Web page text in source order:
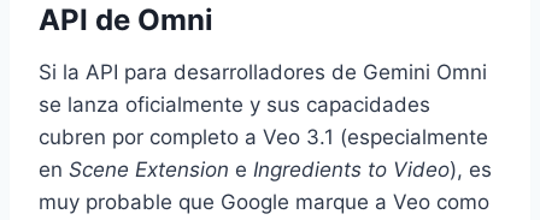
API de Omni
Si la API para desarrolladores de Gemini Omni
se lanza oficialmente y sus capacidades
cubren por completo a Veo 3.1 (especialmente
en Scene Extension e Ingredients to Video), es
muy probable que Google marque a Veo como